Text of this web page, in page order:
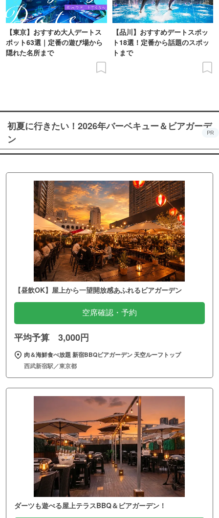
【東京】おすすめ大人デートス
ポット63選｜定番の遊び場から
隠れた名所まで
【品川】おすすめデートスポッ
ト18選！定番から話題のスポッ
トまで
初夏に行きたい！2026年バーベキュー＆ビアガーデ
ン
PR
【昼飲OK】屋上から一望開放感あふれるビアガーデン
空席確認・予約
平均予算 3,000円
肉＆海鮮食べ放題 新宿BBQビアガーデン 天空ルーフトップ
西武新宿駅／東京都
ダーツも遊べる屋上テラスBBQ＆ビアガーデン！